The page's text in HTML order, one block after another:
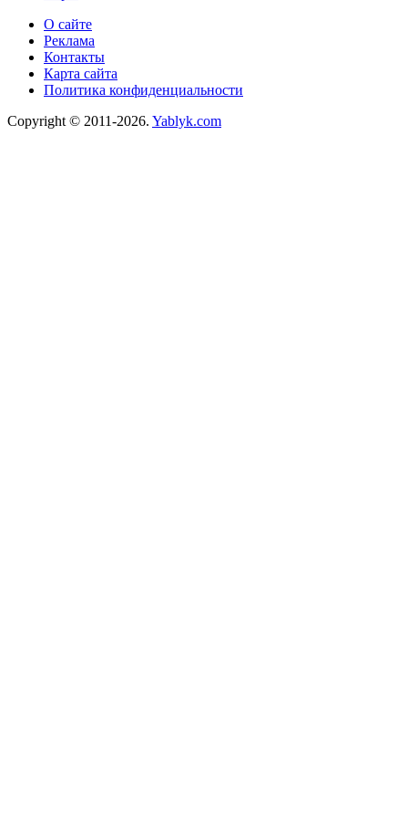
О сайте
Реклама
Контакты
Карта сайта
Политика конфиденциальности
Copyright © 2011-2026. Yablyk.сom